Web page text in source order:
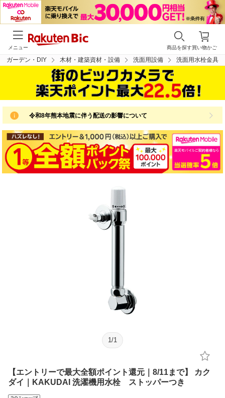
買い物かご
商品を探す
メニュー
ガーデン・DIY 木材・建築資材・設備 洗面用設備 洗面用水栓金具
令和8年熊本地震に伴う配送の影響について
1 /1
【エントリーで最大全額ポイント還元｜8/11まで】 カク
ダイ｜KAKUDAI 洗濯機用水栓 ストッパーつき